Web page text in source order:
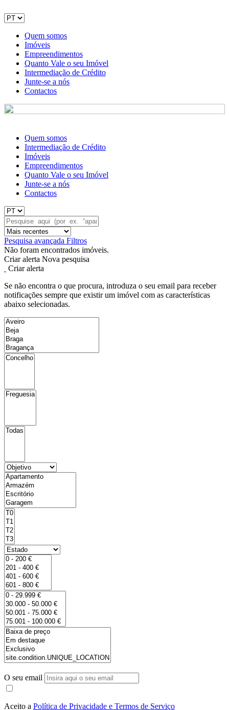
Quem somos
Imóveis
Empreendimentos
Quanto Vale o seu Imóvel
Intermediação de Crédito
Junte-se a nós
Contactos
Quem somos
Intermediação de Crédito
Imóveis
Empreendimentos
Quanto Vale o seu Imóvel
Junte-se a nós
Contactos
Pesquisa avançada Filtros
Não foram encontrados imóveis.
Criar alerta Nova pesquisa
Criar alerta
Se não encontra o que procura, introduza o seu email para receber
notificações sempre que existir um imóvel com as características
abaixo selecionadas.
O seu email
Aceito a Política de Privacidade e Termos de Serviço